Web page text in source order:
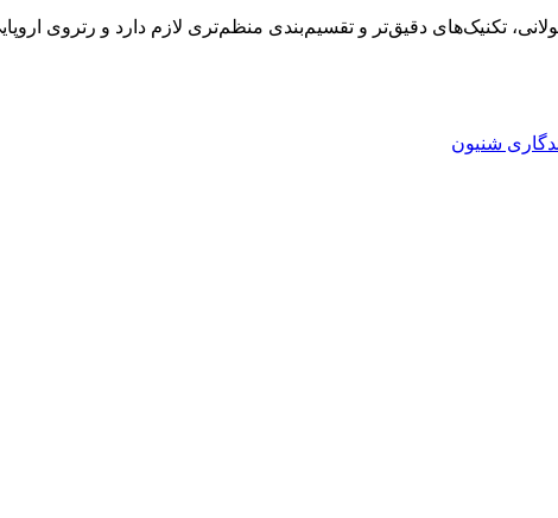
تکنیک‌های دقیق‌تر و تقسیم‌بندی منظم‌تری لازم دارد و رتروی